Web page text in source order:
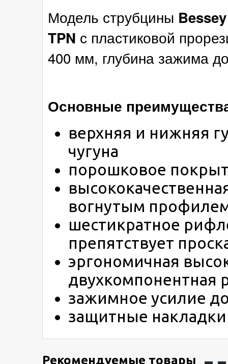
Модель струбцины
TPN с пластиковой
400 мм, глубина зажима
Основные
верхняя и нижняя
чугуна
порошковое
вогнутым
шестикратное
препятствует
эргономичная
двухкомпонентная
зажимное усилие
защитные
Рекомендуемые товары